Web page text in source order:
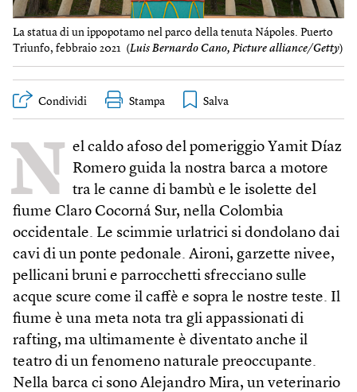
La statua di un ippopotamo nel parco della tenuta Nápoles. Puerto
Triunfo, febbraio 2021 (Luis Bernardo Cano, Picture alliance/Getty)
Condividi Stampa
N el caldo afoso del pomeriggio Yamit Díaz
Romero guida la nostra barca a motore
tra le canne di bambù e le isolette del
fiume Claro Cocorná Sur, nella Colombia
occidentale. Le scimmie urlatrici si dondolano dai
cavi di un ponte pedonale. Aironi, garzette nivee,
pellicani bruni e parrocchetti sfrecciano sulle
acque scure come il caffè e sopra le nostre teste. Il
fiume è una meta nota tra gli appassionati di
rafting, ma ultimamente è diventato anche il
teatro di un fenomeno naturale preoccupante.
Nella barca ci sono Alejandro Mira, un veterinario